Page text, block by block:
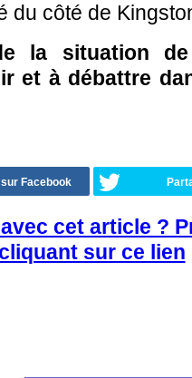
du côté de
la situation
et à débattre
Facebook
cet article ?
cliquant sur ce lien